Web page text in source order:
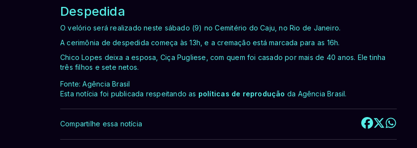
Despedida
O velório será realizado neste sábado (9) no Cemitério do Caju, no Rio de Janeiro.
A cerimônia de despedida começa às 13h, e a cremação está marcada para as 16h.
Chico Lopes deixa a esposa, Ciça Pugliese, com quem foi casado por mais de 40 anos. Ele tinha
três filhos e sete netos.
Fonte: Agência Brasil
Esta notícia foi publicada respeitando as políticas de reprodução da Agência Brasil.
Compartilhe essa notícia